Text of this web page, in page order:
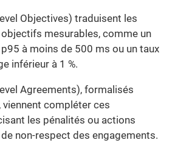
Objectives) traduisent les
mesurables, comme un
à moins de 500 ms ou un taux
inférieur à 1 %.
Agreements), formalisés
compléter ces
les pénalités ou actions
non-respect des engagements.